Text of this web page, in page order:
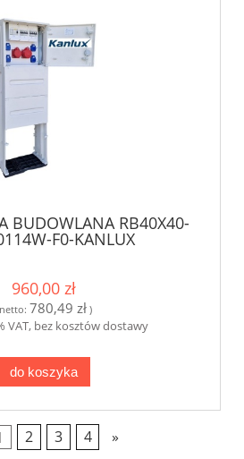
BUDOWLANA RB40X40-
F0-KANLUX
960,00 zł
780,49 zł)
VAT, bez kosztów dostawy
do koszyka
2 3 4 »